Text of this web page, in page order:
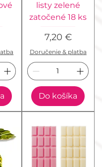
listy zelené
zatočené 18 ks
Cena
7,20 €
Doručenie & platba
Do košíka